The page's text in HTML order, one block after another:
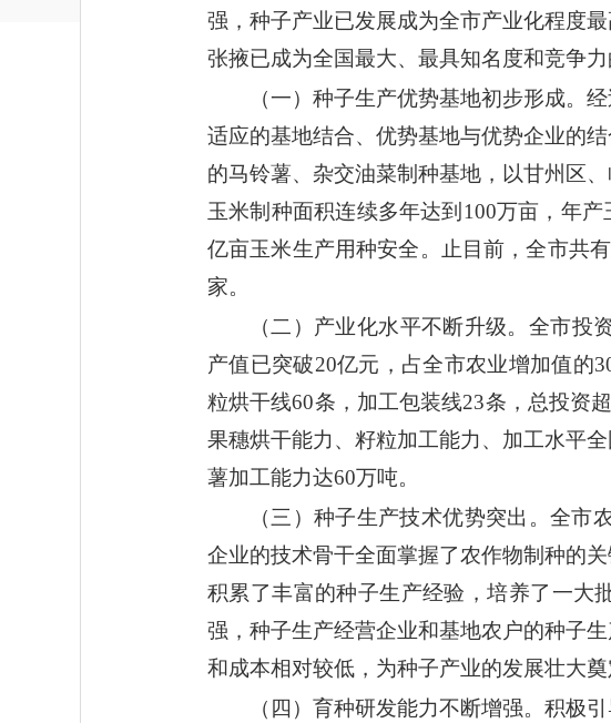
强，种子产业已发展成为全市产业化程度
张掖已成为全国最大、最具知名度和竞争
（一）种子生产优势基地初步形成。
适应的基地结合、优势基地与优势企业的
的马铃薯、杂交油菜制种基地，以甘州区
玉米制种面积连续多年达到100万亩，年
亿亩玉米生产用种安全。止目前，全市共
家。
（二）产业化水平不断升级。全市
产值已突破20亿元，占全市农业增加值的
粒烘干线60条，加工包装线23条，总投资
果穗烘干能力、籽粒加工能力、加工水平
薯加工能力达60万吨。
（三）种子生产技术优势突出。全市
企业的技术骨干全面掌握了农作物制种的
积累了丰富的种子生产经验，培养了一大
强，种子生产经营企业和基地农户的种子
和成本相对较低，为种子产业的发展壮大
（四）育种研发能力不断增强。积极